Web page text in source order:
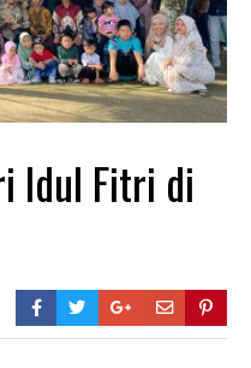
Idul Fitri di